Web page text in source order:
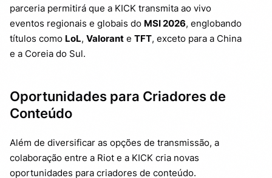
parceria permitirá que a KICK transmita ao vivo
eventos regionais e globais do MSI 2026, englobando
títulos como LoL, Valorant e TFT, exceto para a China
e a Coreia do Sul.
Oportunidades para Criadores de
Conteúdo
Além de diversificar as opções de transmissão, a
colaboração entre a Riot e a KICK cria novas
oportunidades para criadores de conteúdo.